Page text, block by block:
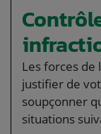
Les forces
justifier de
soupçonner
situations